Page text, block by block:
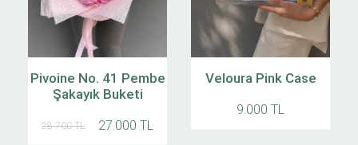
Pivoine No. 41 Pembe
Şakayık Buketi
28.700 TL 27.000 TL
Veloura Pink Case
9.000 TL